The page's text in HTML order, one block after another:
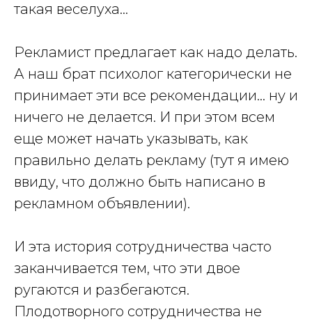
такая веселуха…
Рекламист предлагает как надо делать.
А наш брат психолог категорически не
принимает эти все рекомендации… ну и
ничего не делается. И при этом всем
еще может начать указывать, как
правильно делать рекламу (тут я имею
ввиду, что должно быть написано в
рекламном объявлении).
И эта история сотрудничества часто
заканчивается тем, что эти двое
ругаются и разбегаются.
Плодотворного сотрудничества не